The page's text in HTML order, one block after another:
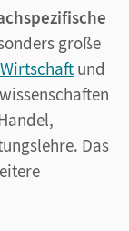
große
Wirtschaft und
Das